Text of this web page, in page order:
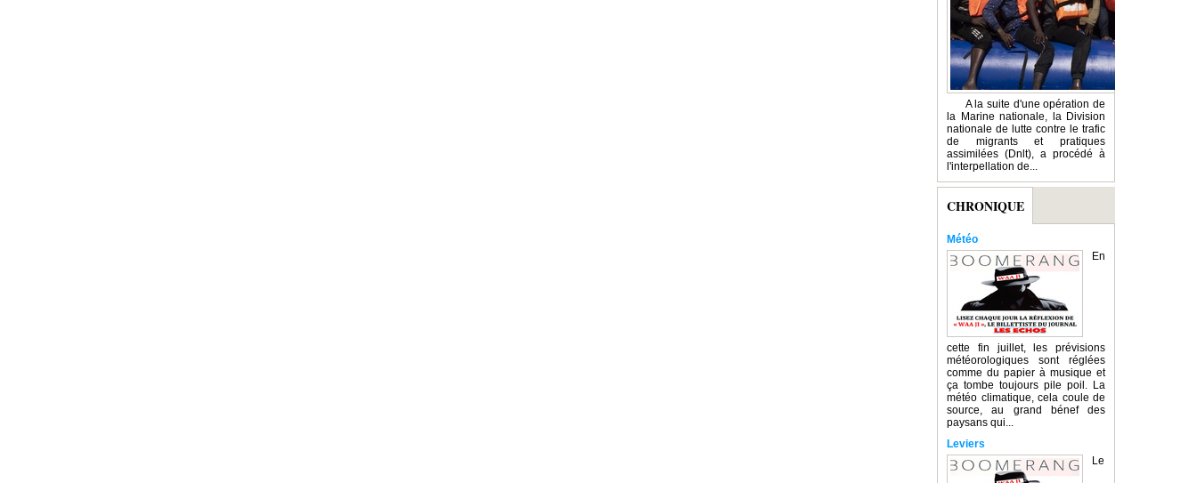
A la suite d'une opération de
la Marine nationale, la Division
nationale de lutte contre le trafic
de migrants et pratiques
assimilées (Dnlt), a procédé à
l'interpellation de...
CHRONIQUE
Météo
En
cette fin juillet, les prévisions
météorologiques sont réglées
comme du papier à musique et
ça tombe toujours pile poil. La
météo climatique, cela coule de
source, au grand bénef des
paysans qui...
Leviers
Le